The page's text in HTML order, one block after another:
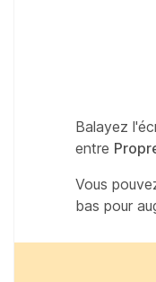
Balayez
entre
Vous
bas pour